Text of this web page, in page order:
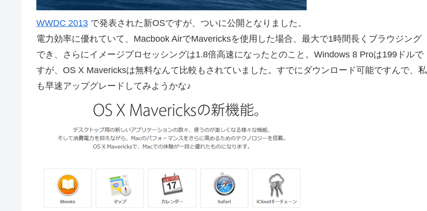
WWDC 2013 で発表された新OSですが、ついに公開となりました。
電力効率に優れていて、Macbook AirでMavericksを使用した場合、最大で1時間長くブラウジング
でき、さらにイメージプロセッシングは1.8倍高速になったとのこと。Windows 8 Proは199ドルで
すが、OS X Mavericksは無料なんて比較もされていました。すでにダウンロード可能ですんで、私
も早速アップグレードしてみようかな♪